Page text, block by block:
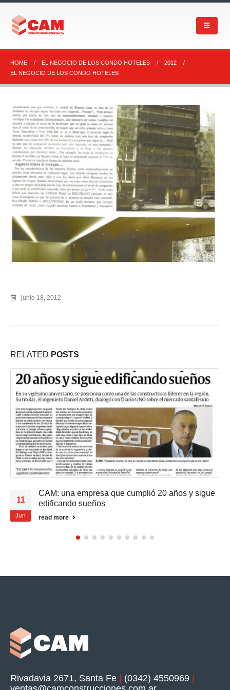
HOME EL NEGOCIO DE LOS CONDO HOTELES
2012
EL NEGOCIO DE LOS CONDO HOTELES
junio 18, 2012
RELATED POSTS
13
Ago
Nuevo Servicio e Infraestructura en el
Santa Fe
colaboración...